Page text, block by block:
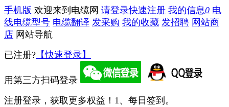
手机版 欢迎来到电缆网 请登录快速注册 我的信息0 电
线电缆型号 电缆翻译 发采购 我的收藏 发招聘 网站商
店 网站导航
已注册? 【快速登录】
用第三方扫码登录
注册登录，获取更多权益！ 1、每日签到。